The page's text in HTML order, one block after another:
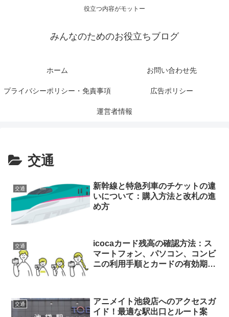
役立つ内容がモットー
みんなのためのお役立ちブログ
ホーム お問い合わせ先
プライバシーポリシー・免責事項 広告ポリシー
運営者情報
交通
交通
新幹線と特急列車のチケットの違
いについて：購入方法と改札の進
め方
交通
icocaカード残高の確認方法：ス
マートフォン、パソコン、コンビ
ニの利用手順とカードの有効期間
交通
アニメイト池袋店へのアクセスガ
イド！最適な駅出口とルート案